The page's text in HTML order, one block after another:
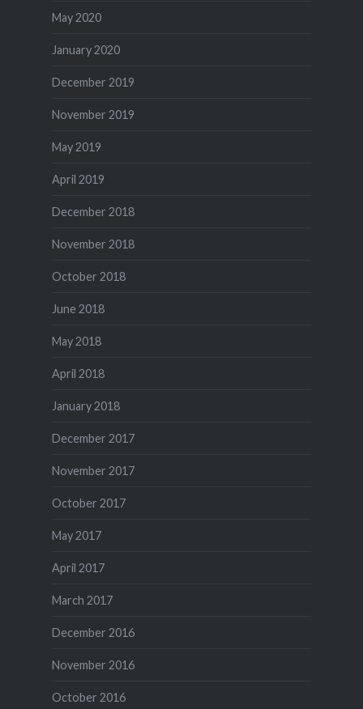
May 2020
January 2020
December 2019
November 2019
May 2019
April 2019
December 2018
November 2018
October 2018
June 2018
May 2018
April 2018
January 2018
December 2017
November 2017
October 2017
May 2017
April 2017
March 2017
December 2016
November 2016
October 2016